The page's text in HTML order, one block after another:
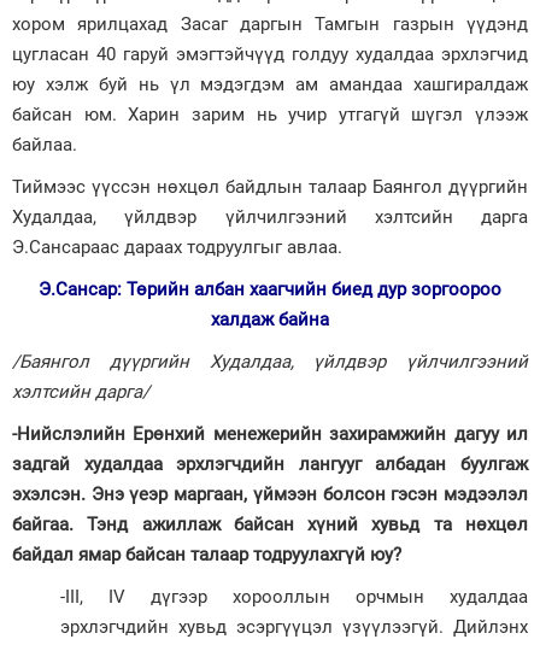
хором ярилцахад Засаг даргын Тамгын газрын үүдэнд
цугласан 40 гаруй эмэгтэйчүүд голдуу худалдаа эрхлэгчид
юу хэлж буй нь үл мэдэгдэм ам амандаа хашгиралдаж
байсан юм. Харин зарим нь учир утгагүй шүгэл үлээж
байлаа.
Тиймээс үүссэн нөхцөл байдлын талаар Баянгол дүүргийн
Худалдаа, үйлдвэр үйлчилгээний хэлтсийн дарга
Э.Сансараас дараах тодруулгыг авлаа.
Э.Сансар: Төрийн албан хаагчийн биед дур зоргоороо
халдаж байна
/Баянгол дүүргийн Худалдаа, үйлдвэр үйлчилгээний
хэлтсийн дарга/
-Нийслэлийн Ерөнхий менежерийн захирамжийн дагуу ил
задгай худалдаа эрхлэгчдийн лангууг албадан буулгаж
эхэлсэн. Энэ үеэр маргаан, үймээн болсон гэсэн мэдээлэл
байгаа. Тэнд ажиллаж байсан хүний хувьд та нөхцөл
байдал ямар байсан талаар тодруулахгүй юу?
-III, IV дүгээр хорооллын орчмын худалдаа
эрхлэгчдийн хувьд эсэргүүцэл үзүүлээгүй. Дийлэнх